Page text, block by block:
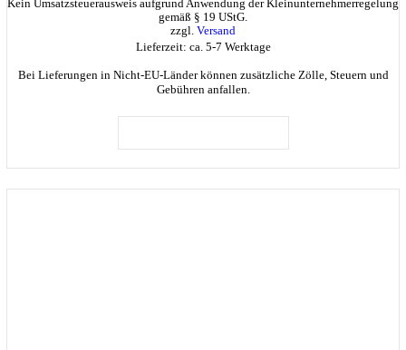
Kein Umsatzsteuerausweis aufgrund Anwendung der Kleinunternehmerregelung
gemäß § 19 UStG.
zzgl. Versand
Lieferzeit: ca. 5-7 Werktage
Bei Lieferungen in Nicht-EU-Länder können zusätzliche Zölle, Steuern und
Gebühren anfallen.